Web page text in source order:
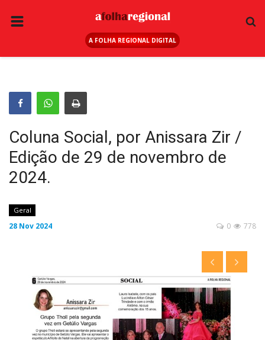
A FOLHA REGIONAL DIGITAL
ANUNCIE AQUI
ESPORTE
REGIÃO
SAÚDE
EDUCAÇÃO
SEGURANÇA
GERAL
CONTATO
A FOLHA REGIONAL DIGITAL
Coluna Social, por Anissara Zir /
Edição de 29 de novembro de
2024.
Geral
28 Nov 2024 778
0